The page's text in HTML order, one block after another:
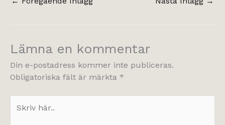
Lämna en kommentar
Din e-postadress kommer inte publiceras.
Obligatoriska fält är märkta *
här..